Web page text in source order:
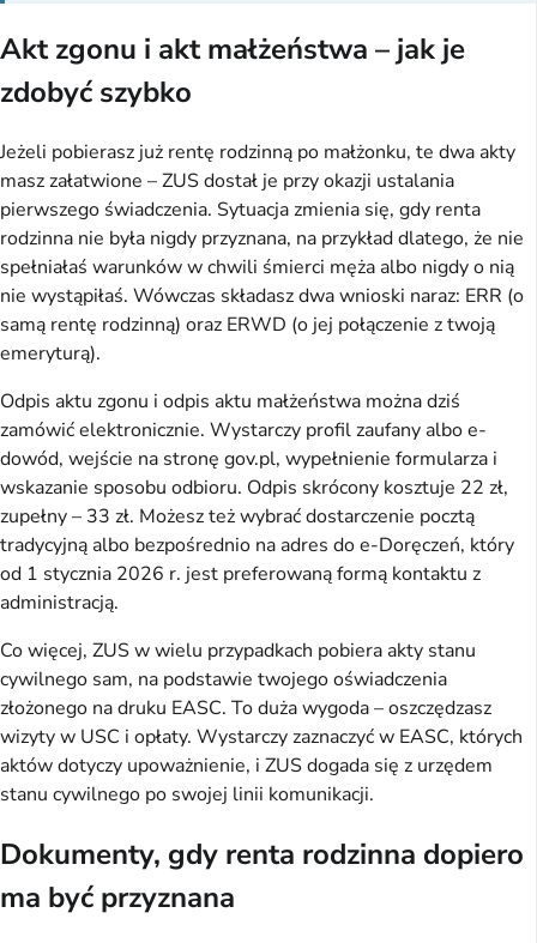
Akt zgonu i akt małżeństwa – jak je
zdobyć szybko
Jeżeli pobierasz już rentę rodzinną po małżonku, te dwa akty
masz załatwione – ZUS dostał je przy okazji ustalania
pierwszego świadczenia. Sytuacja zmienia się, gdy renta
rodzinna nie była nigdy przyznana, na przykład dlatego, że nie
spełniałaś warunków w chwili śmierci męża albo nigdy o nią
nie wystąpiłaś. Wówczas składasz dwa wnioski naraz: ERR (o
samą rentę rodzinną) oraz ERWD (o jej połączenie z twoją
emeryturą).
Odpis aktu zgonu i odpis aktu małżeństwa można dziś
zamówić elektronicznie. Wystarczy profil zaufany albo e-
dowód, wejście na stronę gov.pl, wypełnienie formularza i
wskazanie sposobu odbioru. Odpis skrócony kosztuje 22 zł,
zupełny – 33 zł. Możesz też wybrać dostarczenie pocztą
tradycyjną albo bezpośrednio na adres do e-Doręczeń, który
od 1 stycznia 2026 r. jest preferowaną formą kontaktu z
administracją.
Co więcej, ZUS w wielu przypadkach pobiera akty stanu
cywilnego sam, na podstawie twojego oświadczenia
złożonego na druku EASC. To duża wygoda – oszczędzasz
wizyty w USC i opłaty. Wystarczy zaznaczyć w EASC, których
aktów dotyczy upoważnienie, i ZUS dogada się z urzędem
stanu cywilnego po swojej linii komunikacji.
Dokumenty, gdy renta rodzinna dopiero
ma być przyznana